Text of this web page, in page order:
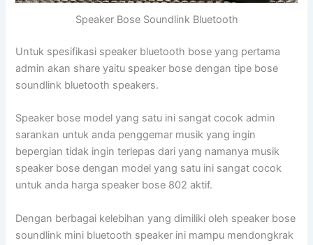
Speaker Bose Soundlink Bluetooth
Untuk spesifikasi speaker bluetooth bose yang pertama
admin akan share yaitu speaker bose dengan tipe bose
soundlink bluetooth speakers.
Speaker bose model yang satu ini sangat cocok admin
sarankan untuk anda penggemar musik yang ingin
bepergian tidak ingin terlepas dari yang namanya musik
speaker bose dengan model yang satu ini sangat cocok
untuk anda harga speaker bose 802 aktif.
Dengan berbagai kelebihan yang dimiliki oleh speaker bose
soundlink mini bluetooth speaker ini mampu mendongkrak